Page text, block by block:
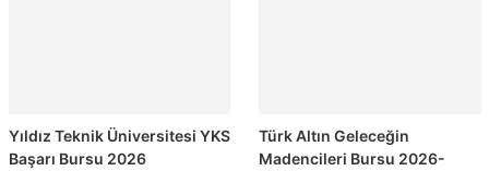
Yıldız Teknik Üniversitesi YKS
Başarı Bursu 2026
Türk Altın Geleceğin
Madencileri Bursu 2026-